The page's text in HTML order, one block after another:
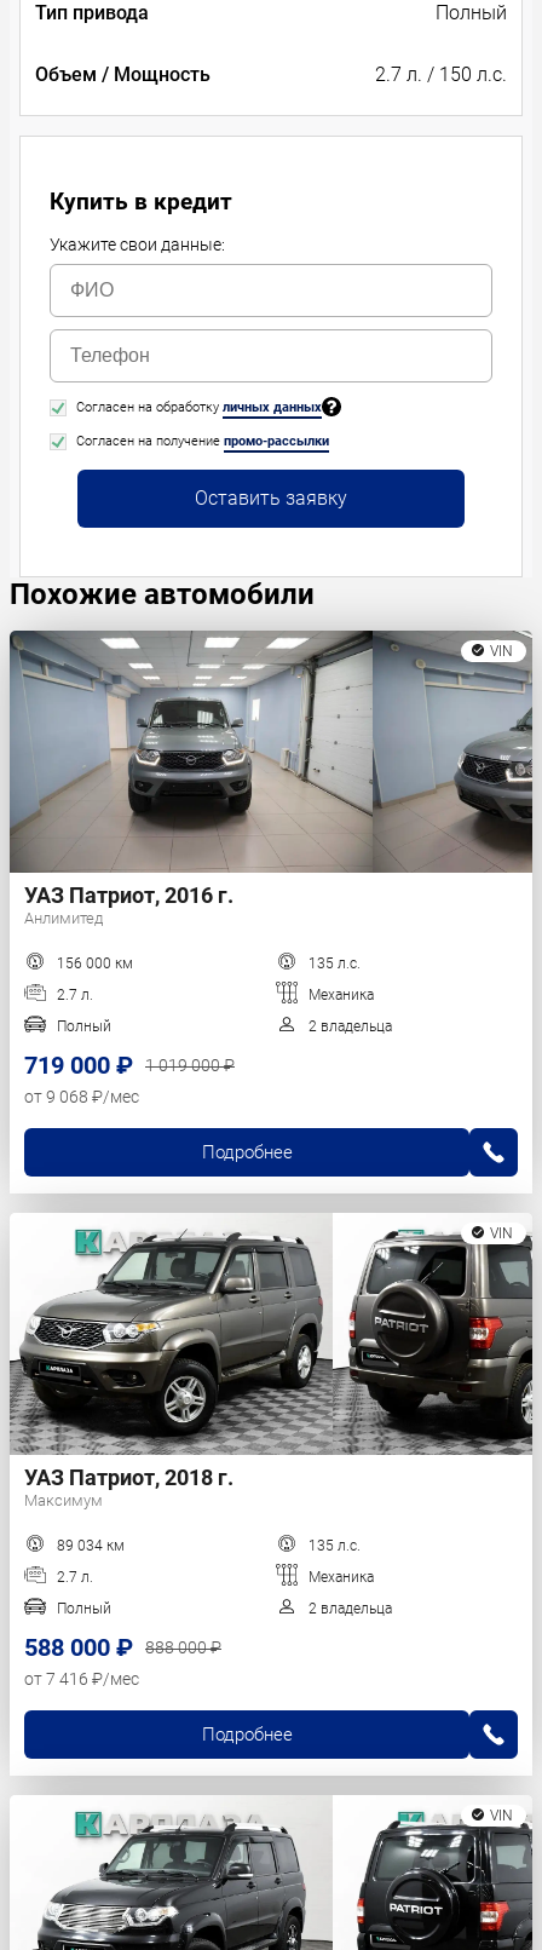
Тип привода Полный
Объем / Мощность 2.7 л. / 150 л.с.
Купить в кредит
Укажите свои данные:
Согласен на обработку личных данных
Согласен на получение промо-рассылки
Оставить заявку
Похожие автомобили
VIN
УАЗ Патриот, 2016 г.
Анлимитед
156 000 км
135 л.с.
2.7 л.
Механика
Полный
2 владельца
719 000 ₽
1 019 000 ₽
от 9 068 ₽/мес
Подробнее
VIN
УАЗ Патриот, 2018 г.
Максимум
89 034 км
135 л.с.
2.7 л.
Механика
Полный
2 владельца
588 000 ₽
888 000 ₽
от 7 416 ₽/мес
Подробнее
VIN